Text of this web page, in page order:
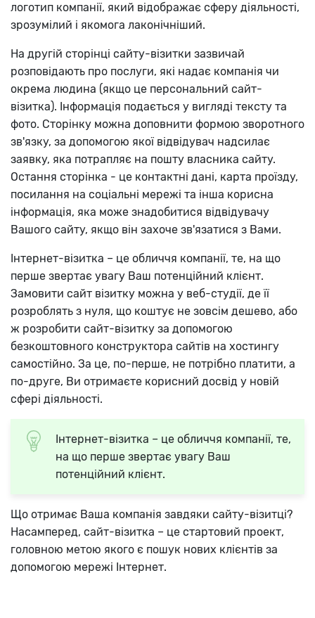
логотип компанії, який відображає сферу діяльності,
зрозумілий і якомога лаконічніший.
На другій сторінці сайту-візитки зазвичай
розповідають про послуги, які надає компанія чи
окрема людина (якщо це персональний сайт-
візитка). Інформація подається у вигляді тексту та
фото. Сторінку можна доповнити формою зворотного
зв'язку, за допомогою якої відвідувач надсилає
заявку, яка потрапляє на пошту власника сайту.
Остання сторінка - це контактні дані, карта проїзду,
посилання на соціальні мережі та інша корисна
інформація, яка може знадобитися відвідувачу
Вашого сайту, якщо він захоче зв'язатися з Вами.
Інтернет-візитка – це обличчя компанії, те, на що
перше звертає увагу Ваш потенційний клієнт.
Замовити сайт візитку можна у веб-студії, де її
розроблять з нуля, що коштує не зовсім дешево, або
ж розробити сайт-візитку за допомогою
безкоштовного конструктора сайтів на хостингу
самостійно. За це, по-перше, не потрібно платити, а
по-друге, Ви отримаєте корисний досвід у новій
сфері діяльності.
Інтернет-візитка – це обличчя компанії, те,
на що перше звертає увагу Ваш
потенційний клієнт.
Що отримає Ваша компанія завдяки сайту-візитці?
Насамперед, сайт-візитка – це стартовий проект,
головною метою якого є пошук нових клієнтів за
допомогою мережі Інтернет.